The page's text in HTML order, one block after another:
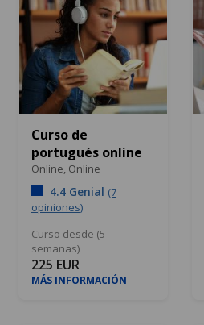
Curso de
portugués online
Online, Online
4.4 Genial (7
opiniones)
Curso desde (5
semanas)
225 EUR
MÁS INFORMACIÓN